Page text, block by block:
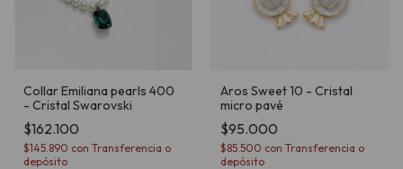
Collar Emiliana pearls 400
- Cristal Swarovski
$162.100
$145.890 con Transferencia o
depósito
Aros Sweet 10 - Cristal
micro pavé
$95.000
$85.500 con Transferencia o
depósito